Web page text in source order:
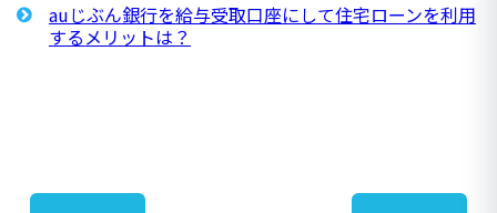
auじぶん銀行を給与受取口座にして住宅ローンを利用
するメリットは？